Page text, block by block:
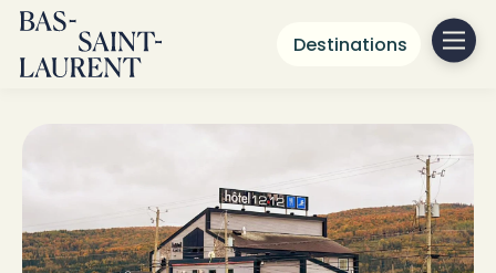
Destinations